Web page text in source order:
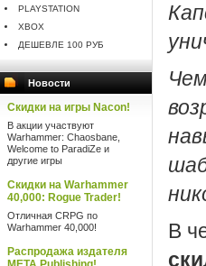
PLAYSTATION
XBOX
ДЕШЕВЛЕ 100 РУБ
Новости
Скидки на игры Nacon!
В акции участвуют
Warhammer: Chaosbane,
Welcome to ParadiZe и
другие игры
Скидки на Warhammer
40,000: Rogue Trader!
Отличная CRPG по
Warhammer 40,000!
Распродажа издателя
В